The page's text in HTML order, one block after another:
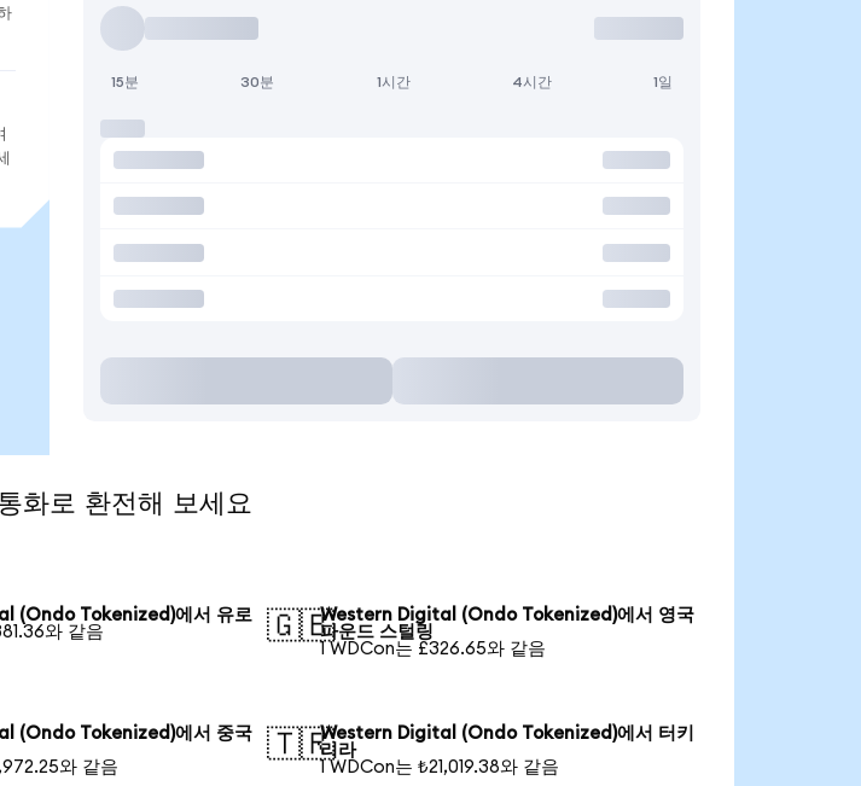
15분 30분 1시간 4시간 1일
로 환전해 보세요
(Ondo Tokenized)에서 유로
와 같음
🇬🇧Western Digital (Ondo Tokenized)에서 영국
파운드 스털링
1 WDCon는 £326.65와 같음
(Ondo Tokenized)에서 중국
와 같음
🇹🇷Western Digital (Ondo Tokenized)에서 터키
리라
1 WDCon는 ₺21,019.38와 같음